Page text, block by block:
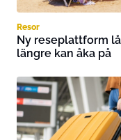
Resor
Ny reseplattform
längre kan åka på